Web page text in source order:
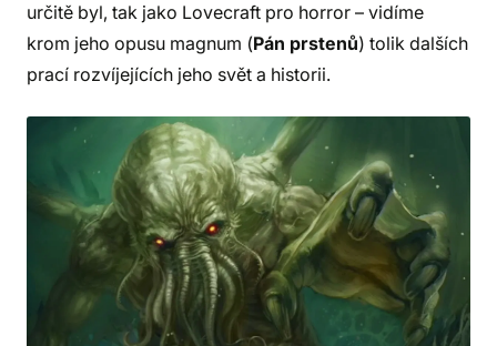
určitě byl, tak jako Lovecraft pro horror – vidíme
krom jeho opusu magnum (Pán prstenů) tolik dalších
prací rozvíjejících jeho svět a historii.